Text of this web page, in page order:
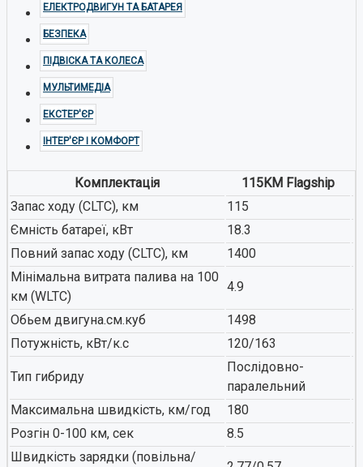
ЕЛЕКТРОДВИГУН ТА БАТАРЕЯ
БЕЗПЕКА
ПІДВІСКА ТА КОЛЕСА
МУЛЬТИМЕДІА
ЕКСТЕР'ЄР
ІНТЕР'ЄР І КОМФОРТ
Комплектація
115KM Flagship
Запас ходу (CLTC), км
115
Ємність батареї, кВт
18.3
Повний запас ходу (CLTC), км
1400
Мінімальна витрата палива на 100
км (WLTC)
4.9
Обьем двигуна.см.куб
1498
Потужність, кВт/к.с
120/163
Тип гибриду
Послідовно-
паралельний
Максимальна швидкість, км/год
180
Розгін 0-100 км, сек
8.5
Швидкість зарядки (повільна/